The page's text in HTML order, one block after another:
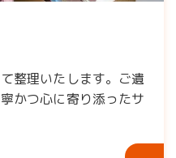
整理いたします。ご遺
かつ心に寄り添ったサ